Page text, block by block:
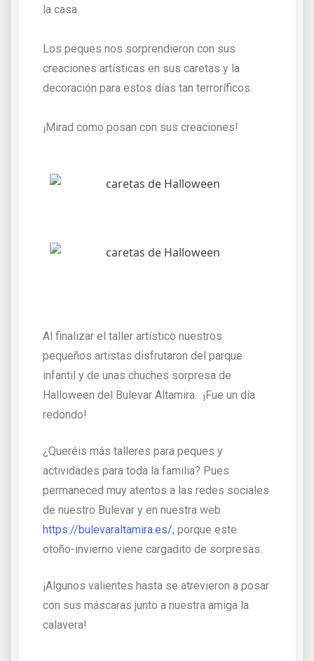
la casa.
Los peques nos sorprendieron con sus
creaciones artísticas en sus caretas y la
decoración para estos días tan terroríficos.
¡Mirad como posan con sus creaciones!
Al finalizar el taller artístico nuestros
pequeños artistas disfrutaron del parque
infantil y de unas chuches sorpresa de
Halloween del Bulevar Altamira. ¡Fue un día
redondo!
¿Queréis más talleres para peques y
actividades para toda la familia? Pues
permaneced muy atentos a las redes sociales
de nuestro Bulevar y en nuestra web
https://bulevaraltamira.es/, porque este
otoño-invierno viene cargadito de sorpresas.
¡Algunos valientes hasta se atrevieron a posar
con sus máscaras junto a nuestra amiga la
calavera!